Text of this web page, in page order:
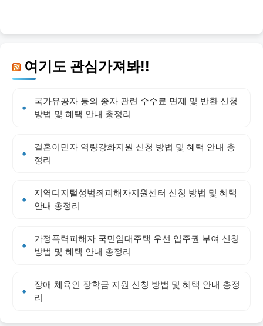
여기도 관심가져봐!!
국가유공자 등의 종자 관련 수수료 면제 및 반환 신청
방법 및 혜택 안내 총정리
결혼이민자 역량강화지원 신청 방법 및 혜택 안내 총
정리
지역디지털성범죄피해자지원센터 신청 방법 및 혜택
안내 총정리
가정폭력피해자 국민임대주택 우선 입주권 부여 신청
방법 및 혜택 안내 총정리
장애 체육인 장학금 지원 신청 방법 및 혜택 안내 총정
리